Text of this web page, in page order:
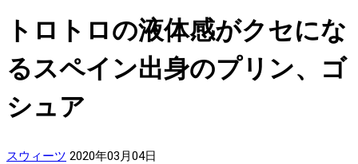
トロトロの液体感がクセにな
るスペイン出身のプリン、ゴ
シュア
スウィーツ 2020年03月04日